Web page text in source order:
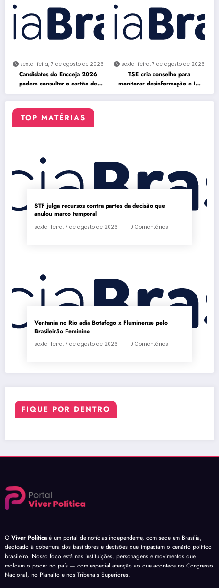
sexta-feira, 7 de agosto de 2026
Candidatos do Encceja 2026
podem consultar o cartão de
inscrição
sexta-feira, 7 de agosto de 2026
TSE cria conselho para
monitorar desinformação e IA
nas eleições
TOP MATÉRIAS
STF julga recursos contra partes da decisão que
anulou marco temporal
sexta-feira, 7 de agosto de 2026 0 Comentários
Ventania no Rio adia Botafogo x Fluminense pelo
Brasileirão Feminino
sexta-feira, 7 de agosto de 2026 0 Comentários
FIQUE POR DENTRO
O Viver Política é um portal de notícias independente, com sede em Brasília,
dedicado à cobertura dos bastidores e decisões que impactam o cenário político
brasileiro. Nosso foco está nas instituições, personagens e movimentos que
moldam o poder no país — com especial atenção ao que acontece no Congresso
Nacional, no Planalto e nos Tribunais Superiores.